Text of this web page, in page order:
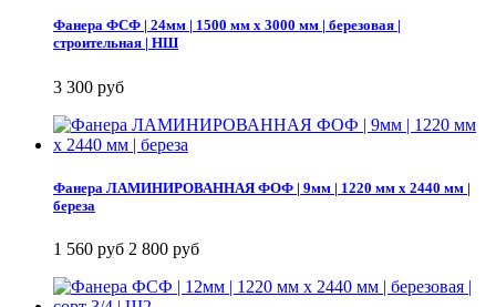
Фанера ФСФ | 24мм | 1500 мм х 3000 мм | березовая |
строительная | НШ
3 300 руб
Фанера ЛАМИНИРОВАННАЯ ФОФ | 9мм | 1220 мм х 2440 мм |
береза
1 560 руб 2 800 руб